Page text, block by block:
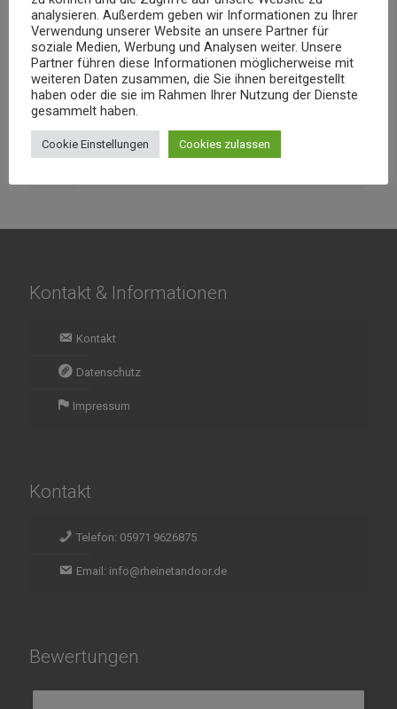
Kategorie:Mittagskarte Rind
Beschreibung
Rindfleisch mit Spinat zubereitet in einer würzigen Sauce
Kontakt & Informationen
Kontakt
Datenschutz
Impressum
Kontakt
Telefon: 05971 9626875
Email: info@rheinetandoor.de
Bewertungen
analysieren. Außerdem geben wir Informationen zu Ihrer
Verwendung unserer Website an unsere Partner für
soziale Medien, Werbung und Analysen weiter. Unsere
Partner führen diese Informationen möglicherweise mit
weiteren Daten zusammen, die Sie ihnen bereitgestellt
haben oder die sie im Rahmen Ihrer Nutzung der Dienste
gesammelt haben.
Cookie Einstellungen Cookies zulassen